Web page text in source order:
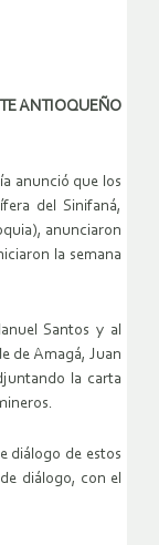
ANTIOQUEÑO
anunció que los
del Sinifaná,
anunciaron
la semana
Santos y al
de Amagá, Juan
la carta
diálogo de estos
diálogo, con el